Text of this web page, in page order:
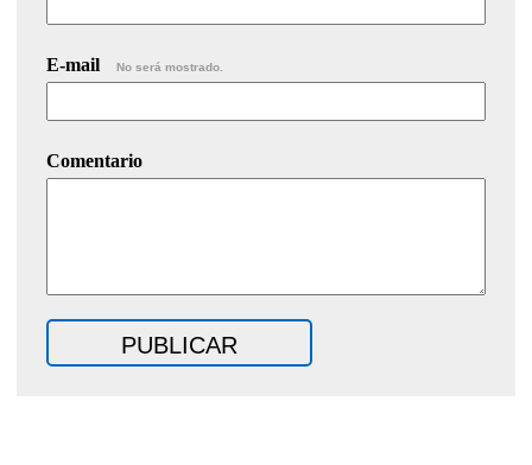
E-mail No será mostrado.
Comentario